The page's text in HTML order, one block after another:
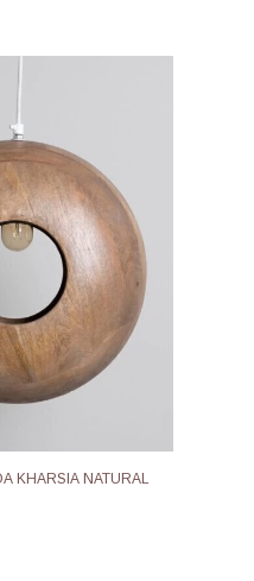
KHARSIA NATURAL